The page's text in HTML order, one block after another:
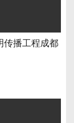
传播工程成都